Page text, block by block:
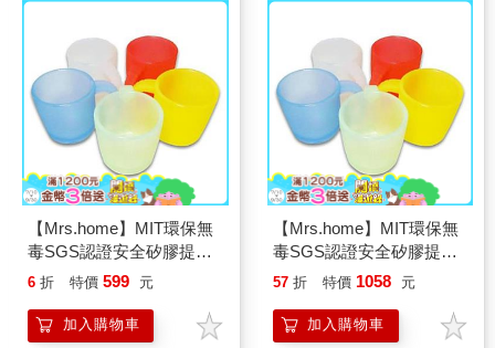
【Mrs.home】MIT環保無
毒SGS認證安全矽膠提耳
隨身杯
6 折 特價 599 元
加入購物車
【Mrs.home】MIT環保無
毒SGS認證安全矽膠提耳
隨身杯2入
57 折 特價 1058 元
加入購物車